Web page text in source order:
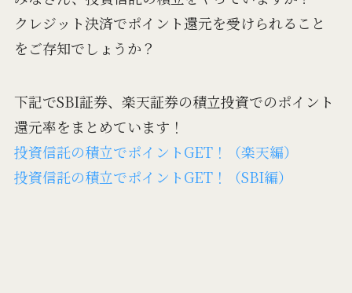
クレジット決済でポイント還元を受けられること
をご存知でしょうか？
下記でSBI証券、楽天証券の積立投資でのポイント
還元率をまとめています！
投資信託の積立でポイントGET！（楽天編）
投資信託の積立でポイントGET！（SBI編）